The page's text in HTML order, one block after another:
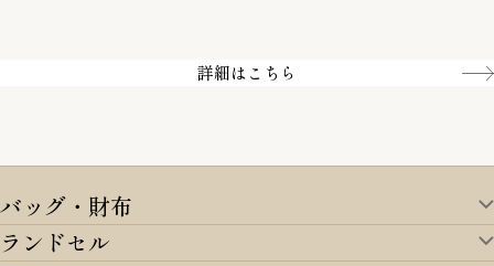
詳細はこちら
バッグ・財布
バッグ・財布TOP
ランドセル